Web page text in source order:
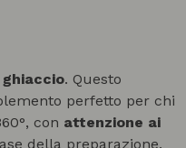
. Questo
perfetto per chi
con attenzione ai
della preparazione.